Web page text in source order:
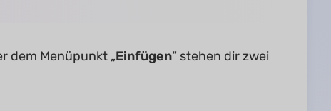
dem Menüpunkt „Einfügen“ stehen dir zwei